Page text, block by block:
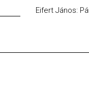
Eifert János: